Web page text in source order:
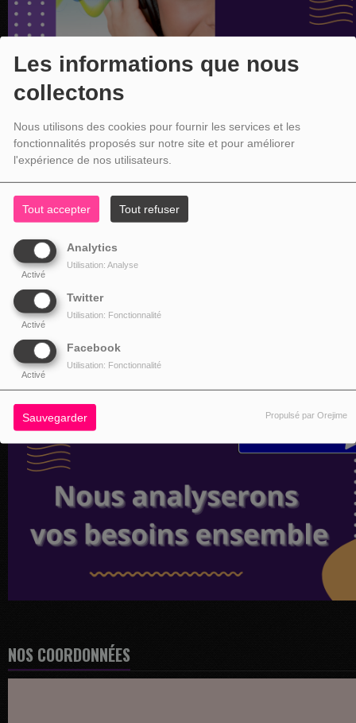
Les informations que nous
collectons
Nous utilisons des cookies pour fournir les services et les
fonctionnalités proposés sur notre site et pour améliorer
l'expérience de nos utilisateurs.
Tout accepter Tout refuser
Analytics
Activé
Utilisation: Analyse
Twitter
Activé
Utilisation: Fonctionnalité
Facebook
Activé
Utilisation: Fonctionnalité
Sauvegarder Propulsé par Orejime
NOS COORDONNÉES